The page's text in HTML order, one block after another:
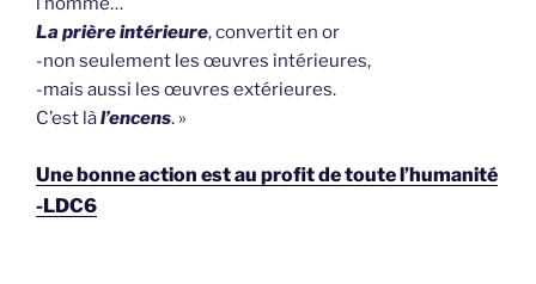
La prière intérieure, convertit en or
-non seulement les œuvres intérieures,
-mais aussi les œuvres extérieures.
C’est làl’encens. »
Une bonne action est au profit de toute l’humanité
-LDC6